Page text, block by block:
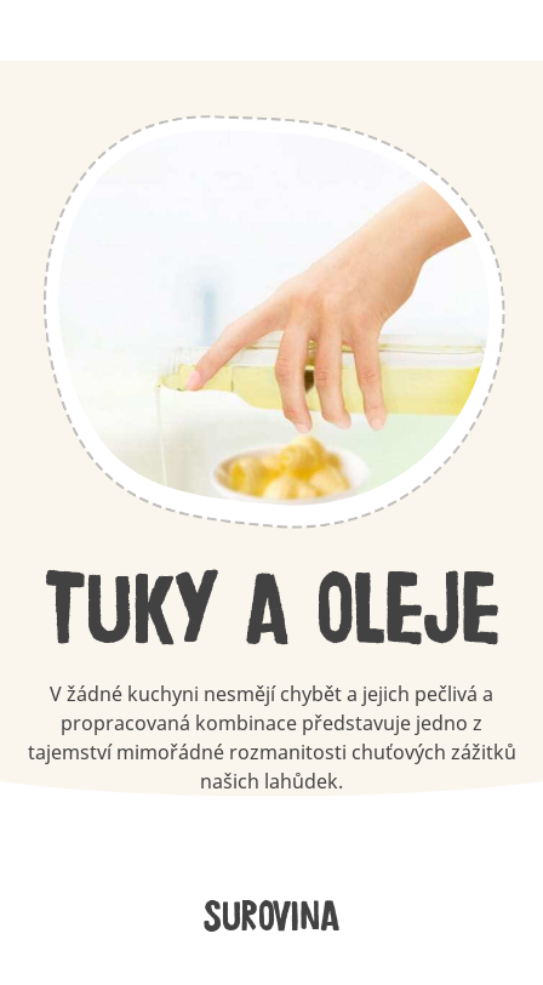
Tuky a oleje
V žádné kuchyni nesmějí chybět a jejich pečlivá a
propracovaná kombinace představuje jedno z
tajemství mimořádné rozmanitosti chuťových zážitků
našich lahůdek.
Surovina